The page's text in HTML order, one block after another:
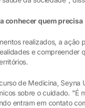
conhecer quem precisa
realizados, a
e compreender
de Medicina, Seyna
sobre o cuidado. "É
entram em contato